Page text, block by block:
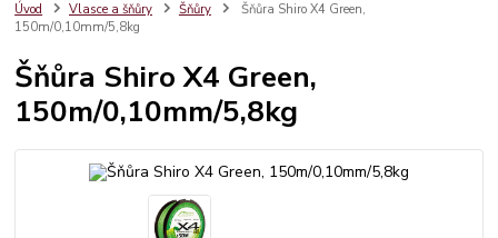
Úvod Vlasce a šňůry Šňůry
Šňůra Shiro X4 Green,
150m/0,10mm/5,8kg
Šňůra Shiro X4 Green,
150m/0,10mm/5,8kg